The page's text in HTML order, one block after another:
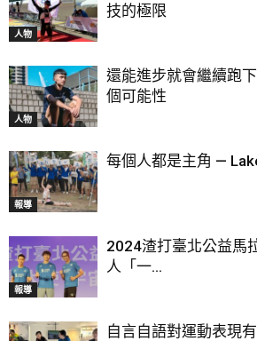
人物
技的極限
人物
還能進步就會繼續跑
個可能性
報導
每個人都是主角 —
報導
2024渣打臺北公益馬
人「一...
自言自語對運動表現